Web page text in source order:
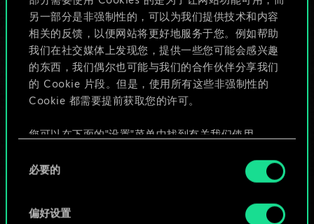
另一部分是非强制性的，可以为我们提供技术和内容
相关的反馈，以便网站将更好地服务于您。例如帮助
我们在社交媒体上发现您，提供一些您可能会感兴趣
的东西，我们偶尔也可能与我们的合作伙伴分享我们
的 Cookie 片段。但是，使用所有这些非强制性的
Cookie 都需要提前获取您的许可。
您可以在下面的"设置"菜单中找到有关我们使用
好。一旦您了解了其中的内容并准备好继续，请点
必要的
偏好设置
给牌组命名并撰写攻略
编辑牌组
或
浏览社区牌组